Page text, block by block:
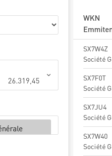
26.319,45
WKN
SX7W4Z
Société
SX7F0T
Société
SX7JU4
Société
SX7W40
Société